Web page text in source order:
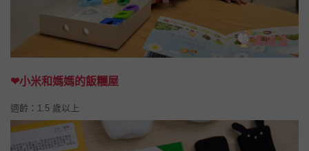
❤小米和媽媽的飯糰屋
適齡：1.5 歲以上